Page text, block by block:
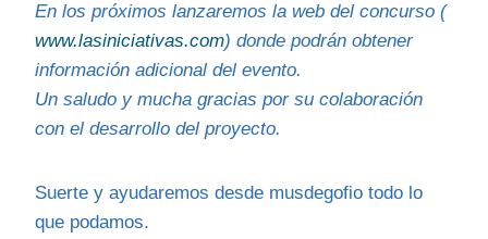
En los próximos lanzaremos la web del concurso (
www.lasiniciativas.com) donde podrán obtener
información adicional del evento.
Un saludo y mucha gracias por su colaboración
con el desarrollo del proyecto.
Suerte y ayudaremos desde musdegofio todo lo
que podamos.